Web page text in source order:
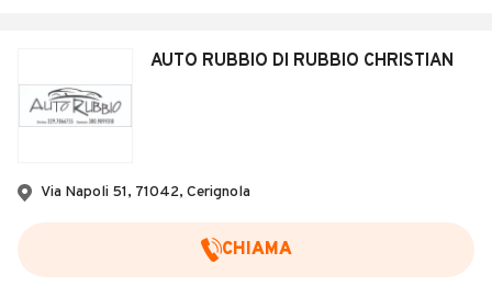
AUTO RUBBIO DI RUBBIO CHRISTIAN
Via Napoli 51, 71042, Cerignola
CHIAMA